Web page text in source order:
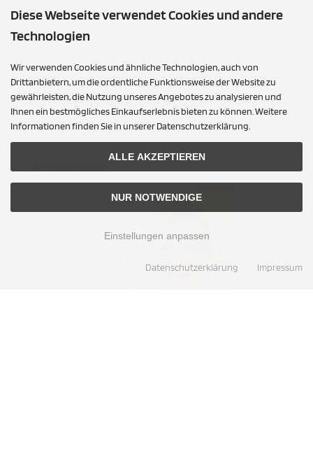
AUSGEZEICHNET.ORG
AUSGEZEICHNET.ORG
Diese Webseite verwendet Cookies und andere
Technologien
Wir verwenden Cookies und ähnliche Technologien, auch von
Drittanbietern, um die ordentliche Funktionsweise der Website zu
gewährleisten, die Nutzung unseres Angebotes zu analysieren und
Ihnen ein bestmögliches Einkaufserlebnis bieten zu können. Weitere
Informationen finden Sie in unserer Datenschutzerklärung.
ALLE AKZEPTIEREN
NUR NOTWENDIGE
Einstellungen anpassen
Datenschutzerklärung Impressum